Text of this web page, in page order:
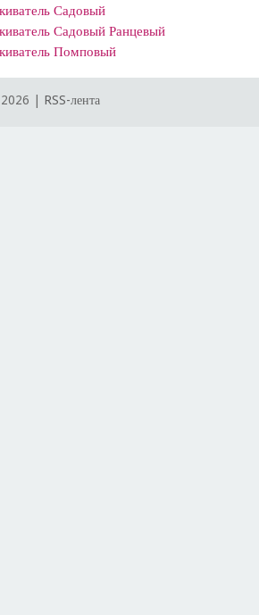
Садовый
Садовый Ранцевый
Помповый
2026 | RSS-лента